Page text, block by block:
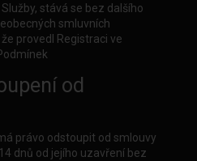
stává se bez dalšího
smluvních
provedl Registraci ve
od
právo odstoupit od smlouvy
dnů od jejího uzavření bez